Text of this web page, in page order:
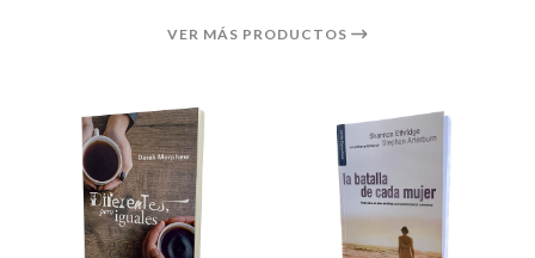
VER MÁS PRODUCTOS